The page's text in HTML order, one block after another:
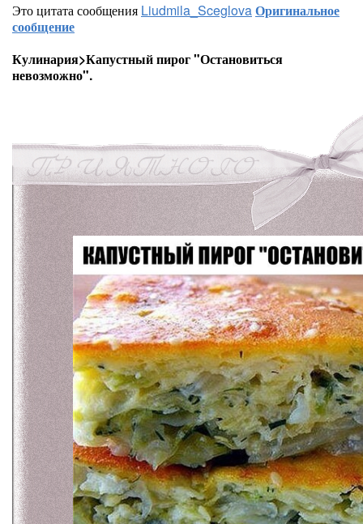
Это цитата сообщения Liudmila_SceglovaОригинальное
сообщение
Кулинария>Капустный пирог "Остановиться
невозможно".